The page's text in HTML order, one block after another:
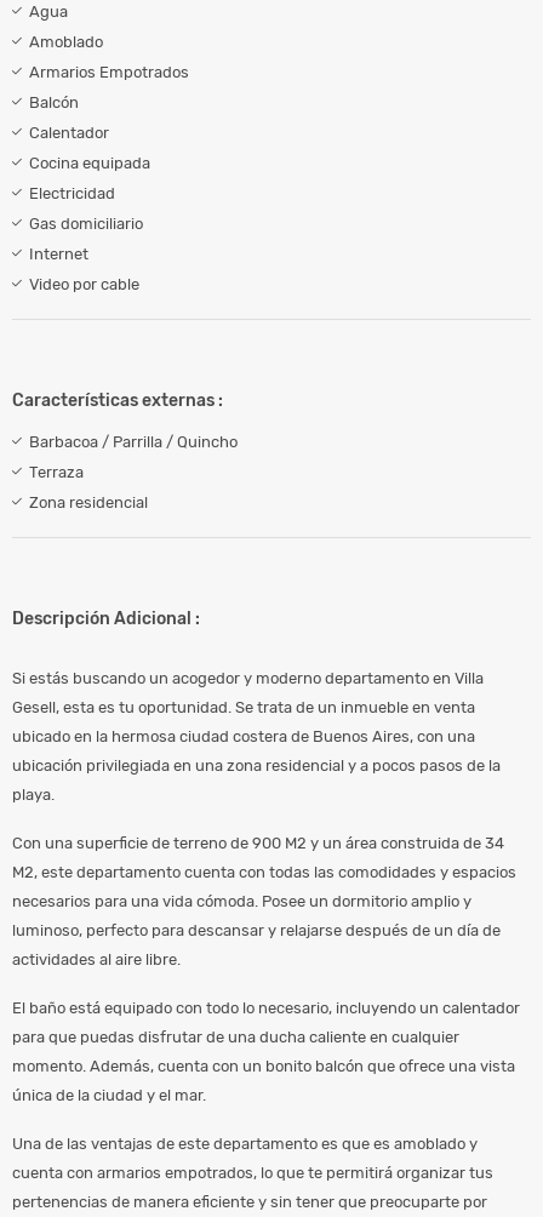
Agua
Amoblado
Armarios Empotrados
Balcón
Calentador
Cocina equipada
Electricidad
Gas domiciliario
Internet
Video por cable
Características externas :
Barbacoa / Parrilla / Quincho
Terraza
Zona residencial
Descripción Adicional :
Si estás buscando un acogedor y moderno departamento en Villa
Gesell, esta es tu oportunidad. Se trata de un inmueble en venta
ubicado en la hermosa ciudad costera de Buenos Aires, con una
ubicación privilegiada en una zona residencial y a pocos pasos de la
playa.
Con una superficie de terreno de 900 M2 y un área construida de 34
M2, este departamento cuenta con todas las comodidades y espacios
necesarios para una vida cómoda. Posee un dormitorio amplio y
luminoso, perfecto para descansar y relajarse después de un día de
actividades al aire libre.
El baño está equipado con todo lo necesario, incluyendo un calentador
para que puedas disfrutar de una ducha caliente en cualquier
momento. Además, cuenta con un bonito balcón que ofrece una vista
única de la ciudad y el mar.
Una de las ventajas de este departamento es que es amoblado y
cuenta con armarios empotrados, lo que te permitirá organizar tus
pertenencias de manera eficiente y sin tener que preocuparte por